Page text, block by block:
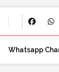
Whatsapp